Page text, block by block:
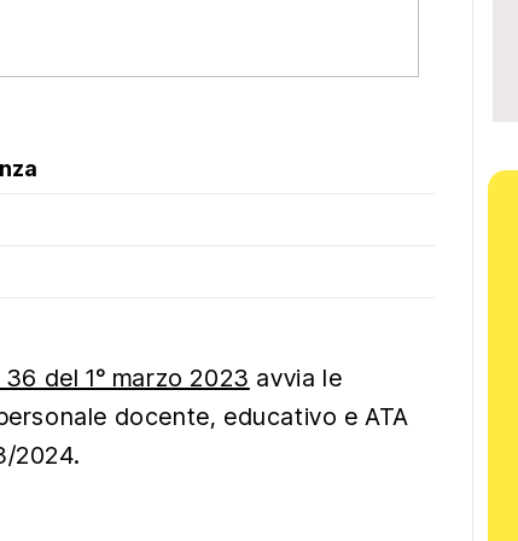
del 1° marzo 2023 avvia le
docente, educativo e ATA
2024.